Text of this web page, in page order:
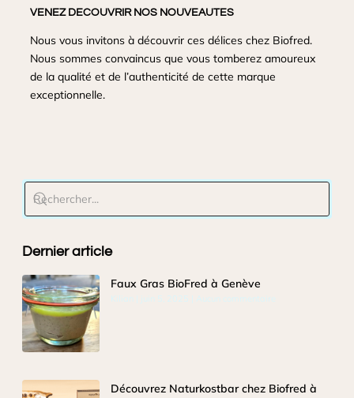
VENEZ DECOUVRIR NOS NOUVEAUTES
Nous vous invitons à découvrir ces délices chez Biofred.
Nous sommes convaincus que vous tomberez amoureux
de la qualité et de l’authenticité de cette marque
exceptionnelle.
Dernier article
Faux Gras BioFred à Genève
Kilian juin 5, 2025 Aucun commentaire
Découvrez Naturkostbar chez Biofred à